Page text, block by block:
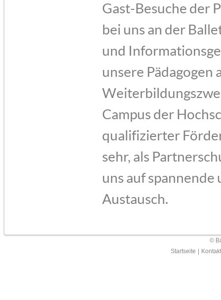
Gast-Besuche der
bei uns an der
und
unsere Pädagogen
Campus der
qualifizierter
sehr, als
uns auf
Austausch.
©
Startseite
Kontakt